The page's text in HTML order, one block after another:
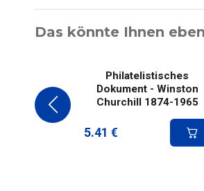
Das könnte Ihnen
Philatelistisches
Dokument - Winston
Churchill 1874-1965
5.41 €